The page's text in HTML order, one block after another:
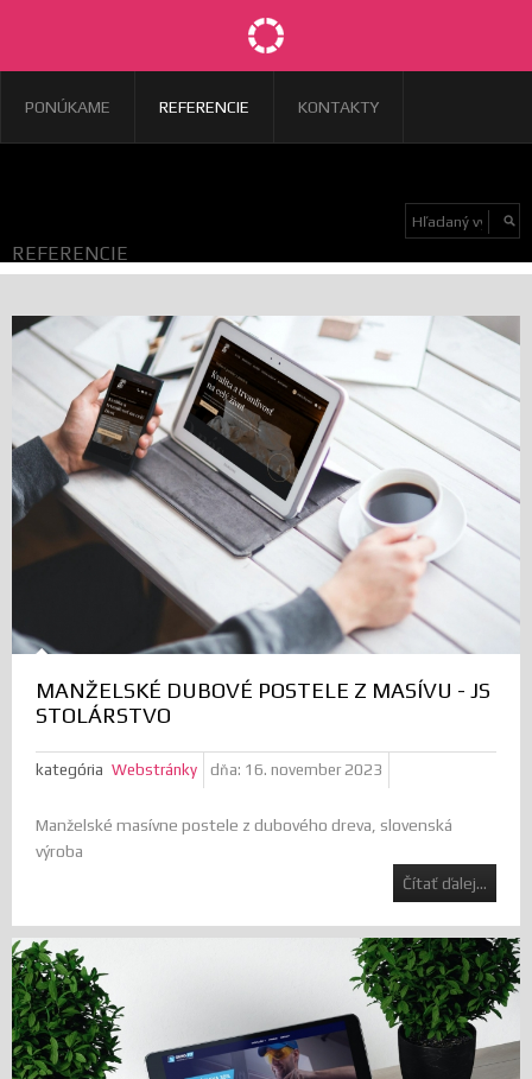
PONÚKAME REFERENCIE KONTAKTY
REFERENCIE
MANŽELSKÉ DUBOVÉ POSTELE Z MASÍVU - JS
STOLÁRSTVO
kategória Webstránky dňa: 16. november 2023
Manželské masívne postele z dubového dreva, slovenská
výroba
Čítať ďalej...